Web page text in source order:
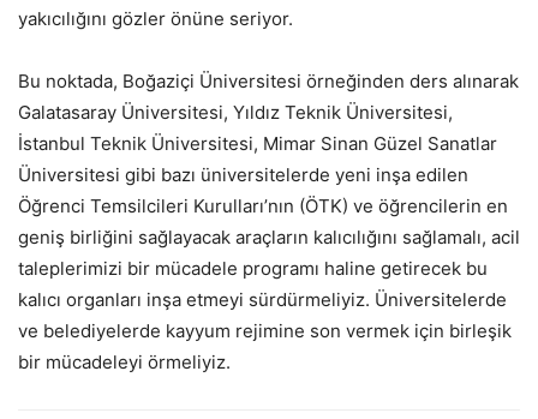
yakıcılığını gözler önüne seriyor.
Bu noktada, Boğaziçi Üniversitesi örneğinden ders alınarak
Galatasaray Üniversitesi, Yıldız Teknik Üniversitesi,
İstanbul Teknik Üniversitesi, Mimar Sinan Güzel Sanatlar
Üniversitesi gibi bazı üniversitelerde yeni inşa edilen
Öğrenci Temsilcileri Kurulları’nın (ÖTK) ve öğrencilerin en
geniş birliğini sağlayacak araçların kalıcılığını sağlamalı, acil
taleplerimizi bir mücadele programı haline getirecek bu
kalıcı organları inşa etmeyi sürdürmeliyiz. Üniversitelerde
ve belediyelerde kayyum rejimine son vermek için birleşik
bir mücadeleyi örmeliyiz.